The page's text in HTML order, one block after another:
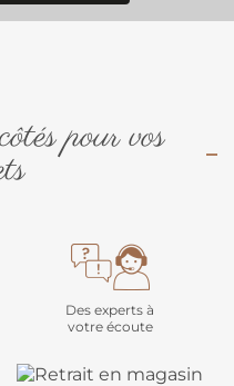
pour vos
Des experts à
votre écoute